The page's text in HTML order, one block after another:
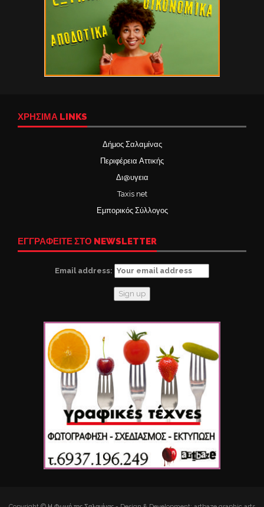
ΧΡΉΣΙΜΑ LINKS
Δήμος Σαλαμίνας
Περιφέρεια Αττικής
Δι@υγεια
Taxis net
Εμπορικός Σύλλογος
ΕΓΓΡΑΦΕΙΤΕ ΣΤΟ NEWSLETTER
Email address: